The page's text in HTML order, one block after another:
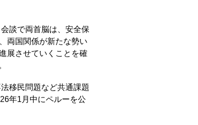
談で両首脳は、安全保
両国関係が新たな勢い
展させていくことを確
移民問題など共通課題
年1月中にペルーを公